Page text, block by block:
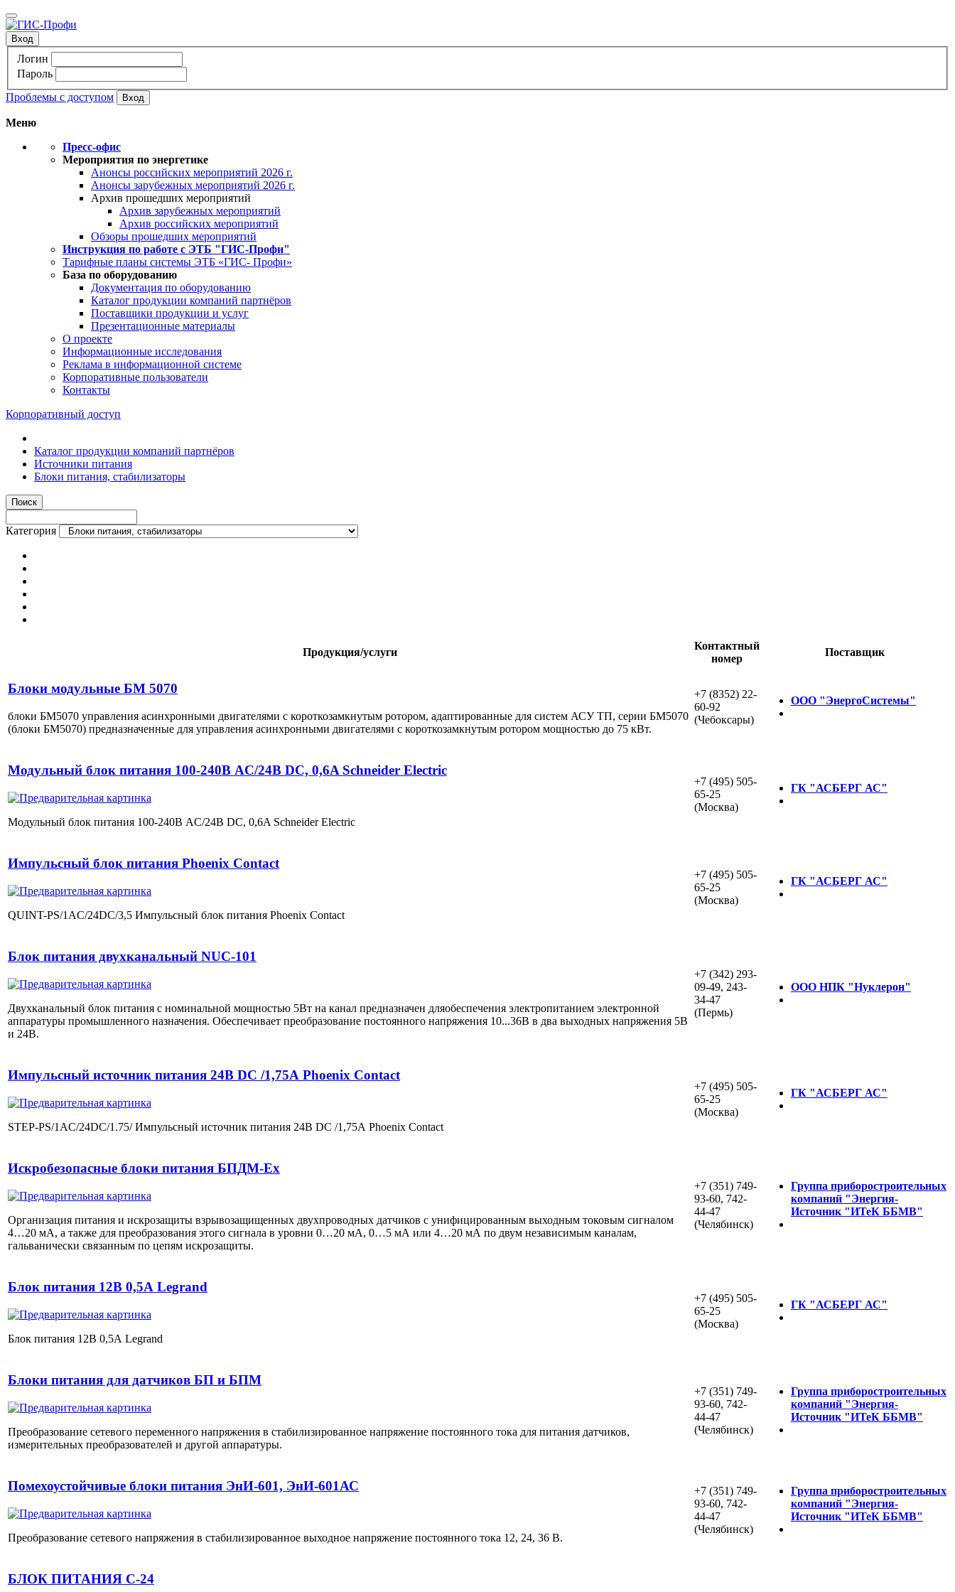
Вход
Логин
Пароль
Проблемы с доступом
Меню
Пресс-офис
Мероприятия по энергетике
Анонсы российских мероприятий 2026 г.
Анонсы зарубежных мероприятий 2026 г.
Архив прошедших мероприятий
Архив зарубежных мероприятий
Архив российских мероприятий
Обзоры прошедших мероприятий
Инструкция по работе с ЭТБ "ГИС-Профи"
Тарифные планы системы ЭТБ «ГИС- Профи»
База по оборудованию
Документация по оборудованию
Каталог продукции компаний партнёров
Поставщики продукции и услуг
Презентационные материалы
О проекте
Информационные исследования
Реклама в информационной системе
Корпоративные пользователи
Контакты
Корпоративный доступ
Каталог продукции компаний партнёров
Источники питания
Блоки питания, стабилизаторы
Категория
Продукция/услуги
Контактный
номер
Поставщик
Блоки модульные БМ 5070
блоки БМ5070 управления асинхронными двигателями с короткозамкнутым ротором, адаптированные для систем АСУ ТП, серии БМ5070
(блоки БМ5070) предназначенные для управления асинхронными двигателями с короткозамкнутым ротором мощностью до 75 кВт.
+7 (8352) 22-
60-92
(Чебоксары)
ООО "ЭнергоСистемы"
Модульный блок питания 100-240В AC/24В DC, 0,6A Schneider Electric
Модульный блок питания 100-240В AC/24В DC, 0,6A Schneider Electric
+7 (495) 505-
65-25
(Москва)
ГК "АСБЕРГ АС"
Импульсный блок питания Phoenix Contact
QUINT-PS/1AC/24DC/3,5 Импульсный блок питания Phoenix Contact
+7 (495) 505-
65-25
(Москва)
ГК "АСБЕРГ АС"
Блок питания двухканальный NUC-101
Двухканальный блок питания с номинальной мощностью 5Вт на канал предназначен дляобеспечения электропитанием электронной
аппаратуры промышленного назначения. Обеспечивает преобразование постоянного напряжения 10...36В в два выходных напряжения 5В
и 24В.
+7 (342) 293-
09-49, 243-
34-47
(Пермь)
ООО НПК "Нуклерон"
Импульсный источник питания 24В DC /1,75А Phoenix Contact
STEP-PS/1AC/24DC/1.75/ Импульсный источник питания 24В DC /1,75А Phoenix Contact
+7 (495) 505-
65-25
(Москва)
ГК "АСБЕРГ АС"
Искробезопасные блоки питания БПДМ-Ех
Организация питания и искрозащиты взрывозащищенных двухпроводных датчиков с унифицированным выходным токовым сигналом
4…20 мА, а также для преобразования этого сигнала в уровни 0…20 мА, 0…5 мА или 4…20 мА по двум независимым каналам,
гальванически связанным по цепям искрозащиты.
+7 (351) 749-
93-60, 742-
44-47
(Челябинск)
Группа приборостроительных
компаний "Энергия-
Источник "ИТеК ББМВ"
Блок питания 12В 0,5А Legrand
Блок питания 12В 0,5А Legrand
+7 (495) 505-
65-25
(Москва)
ГК "АСБЕРГ АС"
Блоки питания для датчиков БП и БПМ
Преобразование сетевого переменного напряжения в стабилизированное напряжение постоянного тока для питания датчиков,
измерительных преобразователей и другой аппаратуры.
+7 (351) 749-
93-60, 742-
44-47
(Челябинск)
Группа приборостроительных
компаний "Энергия-
Источник "ИТеК ББМВ"
Помехоустойчивые блоки питания ЭнИ-601, ЭнИ-601АС
Преобразование сетевого напряжения в стабилизированное выходное напряжение постоянного тока 12, 24, 36 В.
+7 (351) 749-
93-60, 742-
44-47
(Челябинск)
Группа приборостроительных
компаний "Энергия-
Источник "ИТеК ББМВ"
БЛОК ПИТАНИЯ С-24